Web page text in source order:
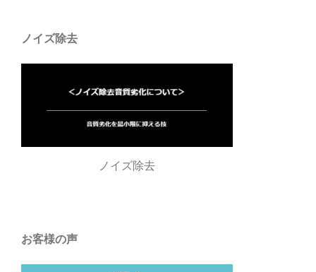
ノイズ除去
ノイズ除去
お客様の声